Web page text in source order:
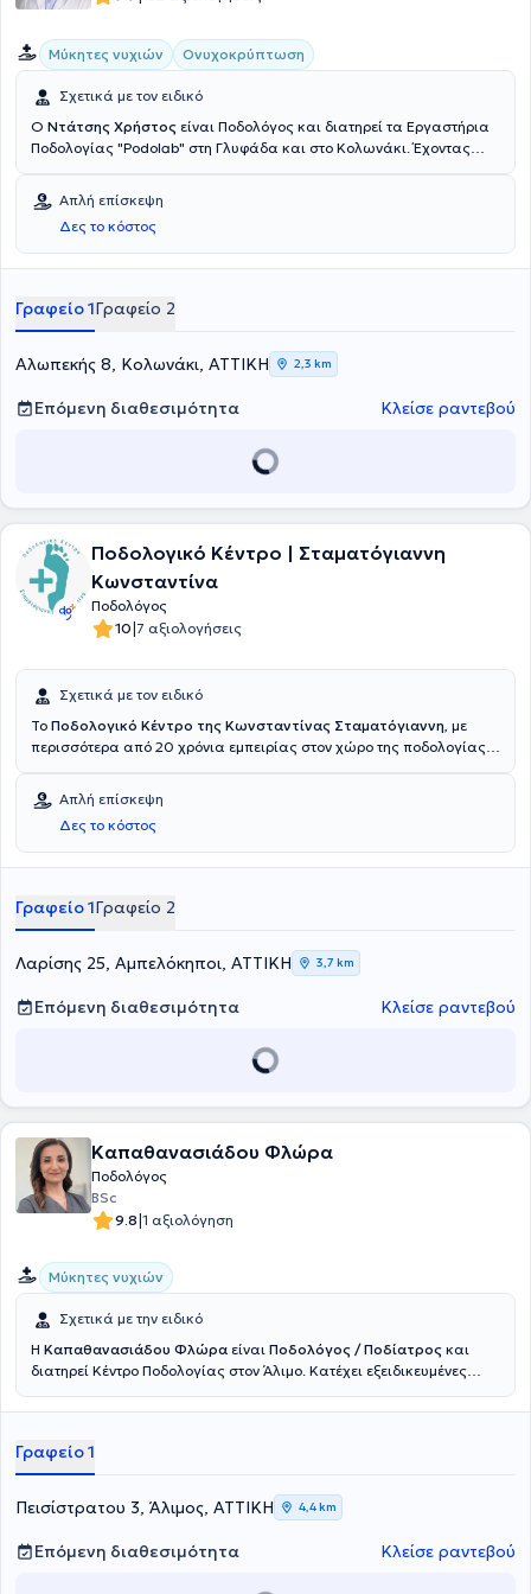
Μύκητες νυχιών Ονυχοκρύπτωση
Σχετικά με τον ειδικό
Ο Ντάτσης Χρήστος είναι Ποδολόγος και διατηρεί τα Εργαστήρια
Ποδολογίας "Podolab" στη Γλυφάδα και στο Κολωνάκι. Έχοντας
εργάστηκε στο εργαστήριο ποδολογίας Ι. Ντάτσης στην Αθήνα, που
λειτουργεί ήδη από το 1985. Ως ποδολόγος αντιμετωπίζει παθήσεις
όπως ονυχοκρυπτώσεις, κάλους, μύκητες, μυρηγκιές και
διαχειρίζεται επιπλοκές στο διαβητικό πόδι, πελματιαίες
Σωματείου Ποδολόγων Ελλάδας και της Εταιρείας Μελέτης
Παθήσεων Διαβητικού Ποδιού.
Απλή επίσκεψη
Δες το κόστος
Γραφείο 1Γραφείο 2
Αλωπεκής 8, Κολωνάκι, ΑΤΤΙΚΗ 2,3 km
Επόμενη διαθεσιμότητα Κλείσε ραντεβού
Ποδολογικό Κέντρο | Σταματόγιαννη
Κωνσταντίνα
Ποδολόγος
10|7 αξιολογήσεις
Σχετικά με τον ειδικό
Το Ποδολογικό Κέντρο της Κωνσταντίνας Σταματόγιαννη, με
περισσότερα από 20 χρόνια εμπειρίας στον χώρο της ποδολογίας,
των κάτω άκρων. Η κ. Σταματόγιαννη είναι μέλος του Σωματείου
Ποδολόγων Ελλάδος και πλαισιώνεται από εξειδικευμένο και
καταρτισμένο προσωπικό, με στόχο την παροχή υψηλού επιπέδου
υπηρεσιών. Με έμφαση στον σεβασμό προς τον πελάτη, την υγεία
αποτελεί σταθερή επιλογή για όσους αναζητούν επαγγελματική και
αξιόπιστη ποδολογική φροντίδα.
Απλή επίσκεψη
Δες το κόστος
Γραφείο 1Γραφείο 2
Λαρίσης 25, Αμπελόκηποι, ΑΤΤΙΚΗ 3,7 km
Επόμενη διαθεσιμότητα Κλείσε ραντεβού
Καπαθανασιάδου Φλώρα
Ποδολόγος
BSc
9.8|1 αξιολόγηση
Μύκητες νυχιών
Σχετικά με την ειδικό
Η Καπαθανασιάδου Φλώρα είναι Ποδολόγος / Ποδίατρος και
διατηρεί Κέντρο Ποδολογίας στον Άλιμο. Κατέχει εξειδικευμένες
επαγγελματίας υγείας αφοσιωμένη στη διάγνωση και θεραπεία
έμφαση στα πρωτόκολλα ασφαλείας, η επιμέλεια στον σχεδιασμό
των θεραπειών και η αφοσίωση στην κλινική πράξη σε συνάρτηση
με την πολυετή εμπειρία, συντελούν στο πλήθος επιτυχημένων
παρεμβάσεων ακόμη και σε ιδιαίτερα απαιτητικά ποδολογικά
περιστατικά. Το σταθερό της όραμα για τη βελτίωση της
κινητικότητας, την αναβάθμιση της καθημερινότητας και της
Γραφείο 1
Πεισίστρατου 3, Άλιμος, ΑΤΤΙΚΗ 4,4 km
Επόμενη διαθεσιμότητα Κλείσε ραντεβού